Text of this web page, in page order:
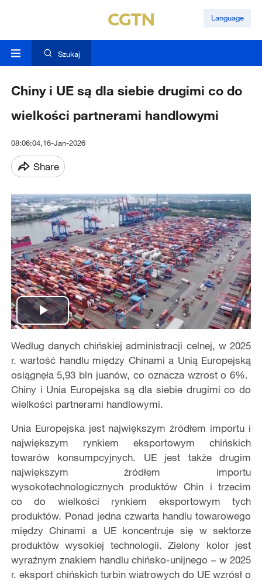
Language
Szukaj
Chiny i UE są dla siebie drugimi co do
wielkości partnerami handlowymi
08:06:04,16-Jan-2026
Share
Play
Video
Według danych chińskiej administracji celnej, w 2025
r. wartość handlu między Chinami a Unią Europejską
osiągnęła 5,93 bln juanów, co oznacza wzrost o 6%.
Chiny i Unia Europejska są dla siebie drugimi co do
wielkości partnerami handlowymi.
Unia Europejska jest największym źródłem importu i
największym rynkiem eksportowym chińskich
towarów konsumpcyjnych. UE jest także drugim
największym źródłem importu
wysokotechnologicznych produktów Chin i trzecim
co do wielkości rynkiem eksportowym tych
produktów. Ponad jedna czwarta handlu towarowego
między Chinami a UE koncentruje się w sektorze
produktów wysokiej technologii. Zielony kolor jest
wyraźnym znakiem handlu chińsko-unijnego – w 2025
r. eksport chińskich turbin wiatrowych do UE wzrósł o